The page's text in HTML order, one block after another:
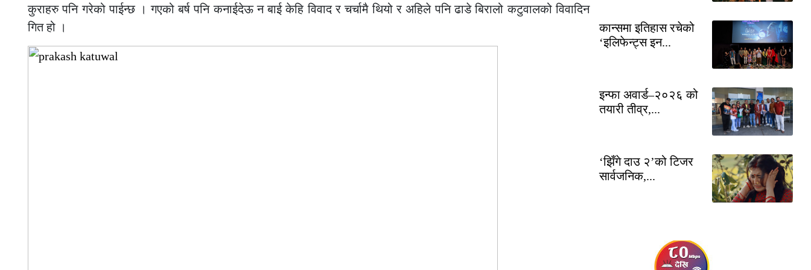
कुराहरु पनि गरेको पाईन्छ । गएको बर्ष पनि कनाईदेऊ न बाई केहि विवाद र चर्चामै थियो र अहिले पनि ढाडे बिरालो कटुवालको विवादिन
गित हो ।
कान्समा इतिहास रचेको
‘इलिफेन्ट्स इन...
इन्फा अवार्ड–२०२६ को
तयारी तीव्र,...
‘झिँगे दाउ २’को टिजर
सार्वजनिक,...